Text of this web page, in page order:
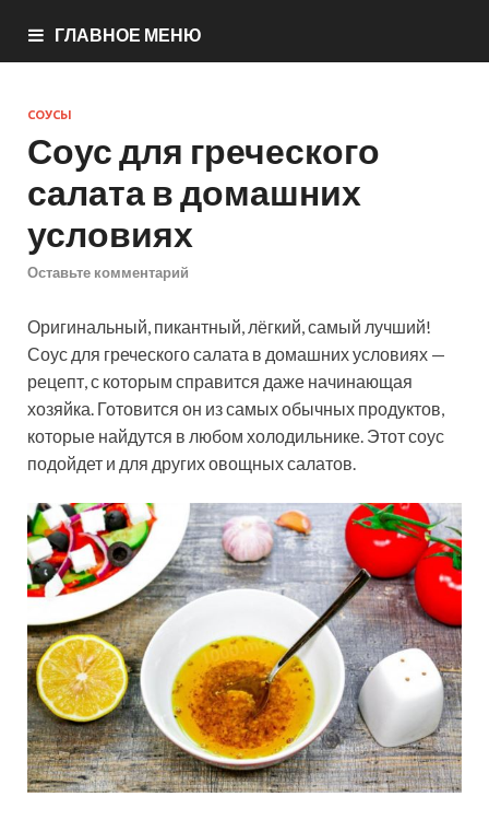
ГЛАВНОЕ МЕНЮ
СОУСЫ
Соус для греческого
салата в домашних
условиях
Оставьте комментарий
Оригинальный, пикантный, лёгкий, самый лучший!
Соус для греческого салата в домашних условиях —
рецепт, с которым справится даже начинающая
хозяйка. Готовится он из самых обычных продуктов,
которые найдутся в любом холодильнике. Этот соус
подойдет и для других овощных салатов.